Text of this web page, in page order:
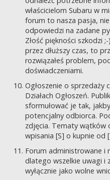
właścicielom Subaru w
forum to nasza pasja,
odpowiedzi na zadane
Złość piękności szkodzi
przez dłuższy czas, to
rozwiązałeś problem,
doświadczeniami.
Ogłoszenie o sprzedaży
Działach Ogłoszeń.
sformułować je tak,
potencjalny odbiorca.
zdjęcia. Tematy wątków
wpisania [S] o kupnie od
Forum administrowane i
dlatego wszelkie uwagi i
wyłącznie jako wolne